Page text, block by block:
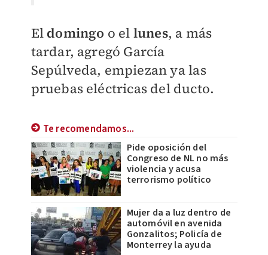
El domingo o el lunes, a más
tardar, agregó García
Sepúlveda, empiezan ya las
pruebas eléctricas del ducto.
Te recomendamos...
Pide oposición del
Congreso de NL no más
violencia y acusa
terrorismo político
Mujer da a luz dentro de
automóvil en avenida
Gonzalitos; Policía de
Monterrey la ayuda